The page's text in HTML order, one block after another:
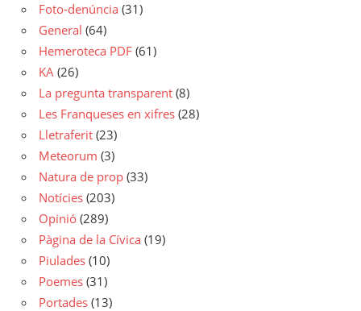
Foto-denúncia (31)
General (64)
Hemeroteca PDF (61)
KA (26)
La pregunta transparent (8)
Les Franqueses en xifres (28)
Lletraferit (23)
Meteorum (3)
Natura de prop (33)
Notícies (203)
Opinió (289)
Pàgina de la Cívica (19)
Piulades (10)
Poemes (31)
Portades (13)